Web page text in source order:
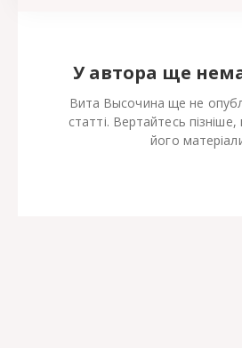
У автора ще
Вита Высочина ще не
статті. Вертайтесь
його